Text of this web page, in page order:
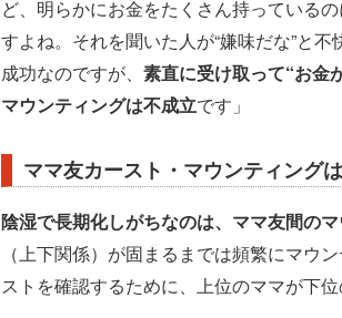
ど、明らかにお金をたくさん持っている
すよね。それを聞いた人が“嫌味だな”と
成功なのですが、 素直に受け取って“お金
マウンティングは不成立です」
ママ友カースト・マウンティング
陰湿で長期化しがちなのは、ママ友間の
（上下関係）が固まるまでは頻繁にマウ
ストを確認するために、上位のママが下